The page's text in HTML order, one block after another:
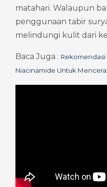
matahari. Walaupun
penggunaan tabir
melindungi kulit dari
Baca Juga :
Niacinamide Untuk